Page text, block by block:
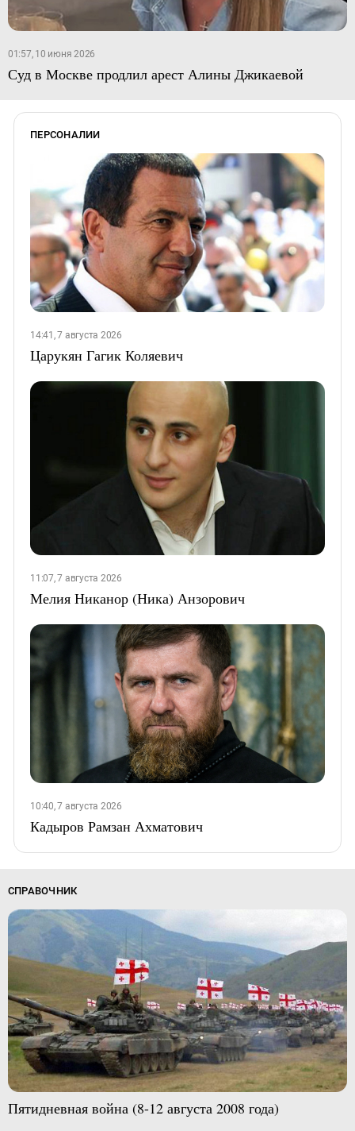
01:57, 10 июня 2026
Суд в Москве продлил арест Алины Джикаевой
ПЕРСОНАЛИИ
14:41, 7 августа 2026
Царукян Гагик Коляевич
11:07, 7 августа 2026
Мелия Никанор (Ника) Анзорович
10:40, 7 августа 2026
Кадыров Рамзан Ахматович
СПРАВОЧНИК
Пятидневная война (8-12 августа 2008 года)